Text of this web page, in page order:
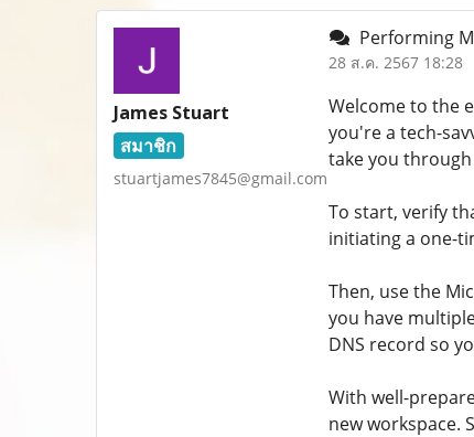
James Stuart
สมาชิก
stuartjames7845@gmail.com
Performing
28 ส.ค. 2567 18:28
Welcome to the
you're a tech-
take you
To start, verify
initiating a one-
Then, use the
you have
DNS record so
With well-
new workspace.